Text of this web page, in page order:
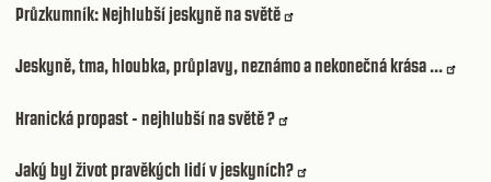
Průzkumník: Nejhlubší jeskyně na světě
Jeskyně, tma, hloubka, průplavy, neznámo a nekonečná krása ...
Hranická propast - nejhlubší na světě ?
Jaký byl život pravěkých lidí v jeskyních?